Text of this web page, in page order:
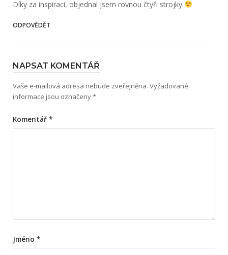
Díky za inspiraci, objednal jsem rovnou čtyři strojky
ODPOVĚDĚT
NAPSAT KOMENTÁŘ
Vaše e-mailová adresa nebude zveřejněna. Vyžadované
informace jsou označeny*
Komentář *
Jméno *